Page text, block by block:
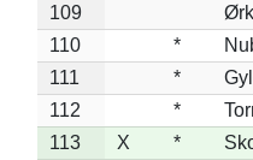
109
110
*
111
*
112
*
113
X *